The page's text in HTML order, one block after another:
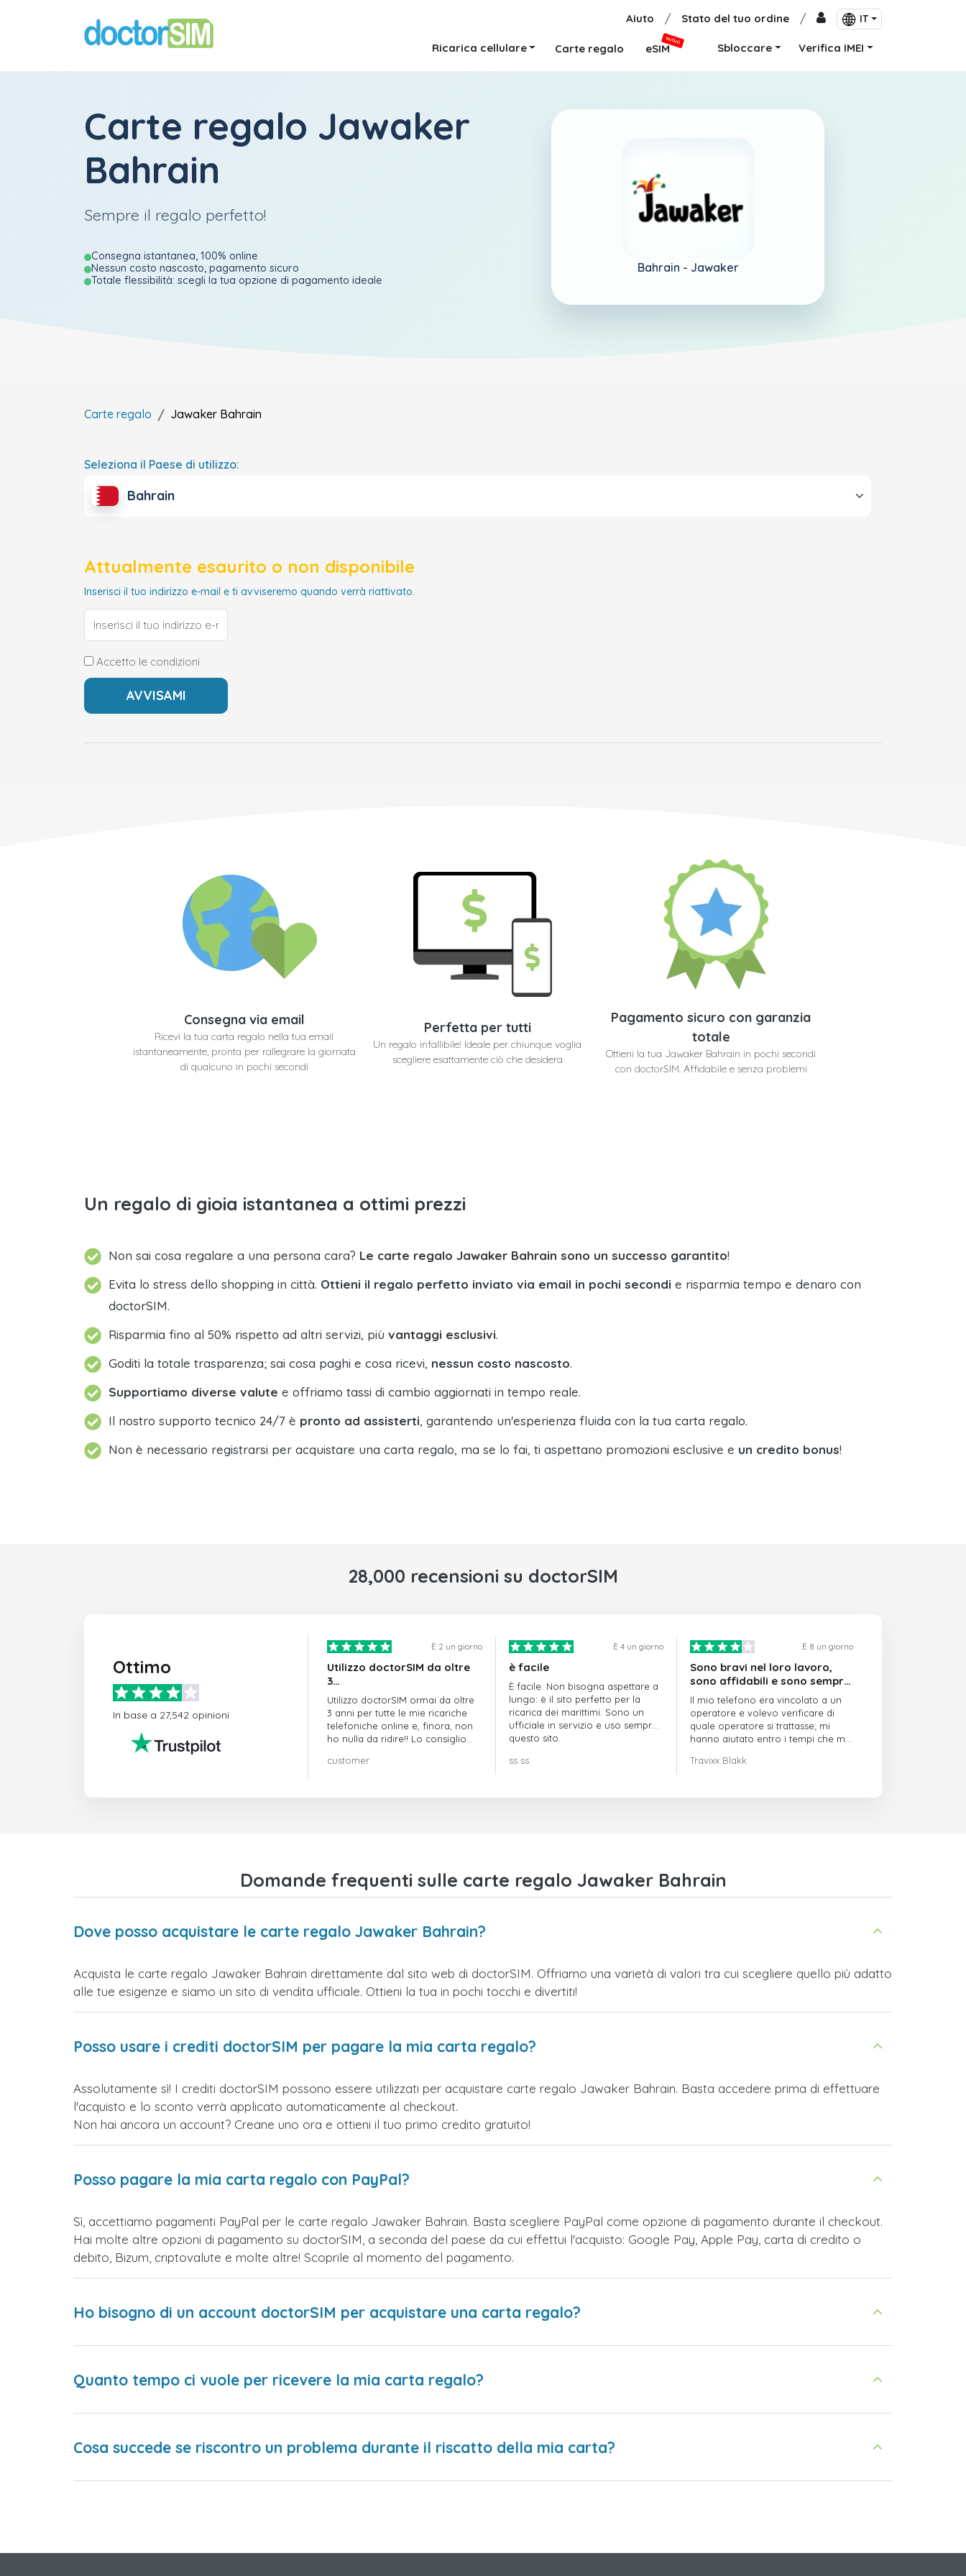
Aiuto / Stato del tuo ordine / IT
Ricarica cellulare Carte regalo eSIM
NUOVO
Sbloccare Verifica IMEI
Carte regalo Jawaker
Bahrain
Sempre il regalo perfetto!
Consegna istantanea, 100% online
Nessun costo nascosto, pagamento sicuro
Totale flessibilità: scegli la tua opzione di pagamento ideale
Bahrain - Jawaker
Carte regalo Jawaker Bahrain
Seleziona il Paese di utilizzo:
Bahrain
Attualmente esaurito o non disponibile
Inserisci il tuo indirizzo e-mail e ti avviseremo quando verrà riattivato.
Accetto le condizioni
Consegna via email
Ricevi la tua carta regalo nella tua email
istantaneamente, pronta per rallegrare la giornata
di qualcuno in pochi secondi
Perfetta per tutti
Un regalo infallibile! Ideale per chiunque voglia
scegliere esattamente ciò che desidera
Pagamento sicuro con garanzia
totale
Ottieni la tua Jawaker Bahrain in pochi secondi
con doctorSIM. Affidabile e senza problemi
Un regalo di gioia istantanea a ottimi prezzi
Non sai cosa regalare a una persona cara? Le carte regalo Jawaker Bahrain sono un successo garantito!
Evita lo stress dello shopping in città. Ottieni il regalo perfetto inviato via email in pochi secondi e risparmia tempo e denaro con
doctorSIM.
Risparmia fino al 50% rispetto ad altri servizi, più vantaggi esclusivi.
Goditi la totale trasparenza; sai cosa paghi e cosa ricevi, nessun costo nascosto.
Supportiamo diverse valute e offriamo tassi di cambio aggiornati in tempo reale.
Il nostro supporto tecnico 24/7 è pronto ad assisterti, garantendo un'esperienza fluida con la tua carta regalo.
Non è necessario registrarsi per acquistare una carta regalo, ma se lo fai, ti aspettano promozioni esclusive e un credito bonus!
28,000 recensioni su doctorSIM
Ottimo
In base a 27,542 opinioni
È 2 un giorno
Utilizzo doctorSIM da oltre
3…
Utilizzo doctorSIM ormai da oltre
3 anni per tutte le mie ricariche
telefoniche online e, finora, non
ho nulla da ridire!! Lo consiglio
customer
È 4 un giorno
è facile
È facile. Non bisogna aspettare a
lungo: è il sito perfetto per la
ricarica dei marittimi. Sono un
ufficiale in servizio e uso sempre
questo sito.
ss ss
È 8 un giorno
Sono bravi nel loro lavoro,
sono affidabili e sono sempre
puntuali
Il mio telefono era vincolato a un
operatore e volevo verificare di
quale operatore si trattasse; mi
hanno aiutato entro i tempi che mi
Travixx Blakk
Domande frequenti sulle carte regalo Jawaker Bahrain
Dove posso acquistare le carte regalo Jawaker Bahrain?
Acquista le carte regalo Jawaker Bahrain direttamente dal sito web di doctorSIM. Offriamo una varietà di valori tra cui scegliere quello più adatto
alle tue esigenze e siamo un sito di vendita ufficiale. Ottieni la tua in pochi tocchi e divertiti!
Posso usare i crediti doctorSIM per pagare la mia carta regalo?
Assolutamente sì! I crediti doctorSIM possono essere utilizzati per acquistare carte regalo Jawaker Bahrain. Basta accedere prima di effettuare
l'acquisto e lo sconto verrà applicato automaticamente al checkout.
Non hai ancora un account? Creane uno ora e ottieni il tuo primo credito gratuito!
Posso pagare la mia carta regalo con PayPal?
Sì, accettiamo pagamenti PayPal per le carte regalo Jawaker Bahrain. Basta scegliere PayPal come opzione di pagamento durante il checkout.
Hai molte altre opzioni di pagamento su doctorSIM, a seconda del paese da cui effettui l'acquisto: Google Pay, Apple Pay, carta di credito o
debito, Bizum, criptovalute e molte altre! Scoprile al momento del pagamento.
Ho bisogno di un account doctorSIM per acquistare una carta regalo?
Quanto tempo ci vuole per ricevere la mia carta regalo?
Cosa succede se riscontro un problema durante il riscatto della mia carta?